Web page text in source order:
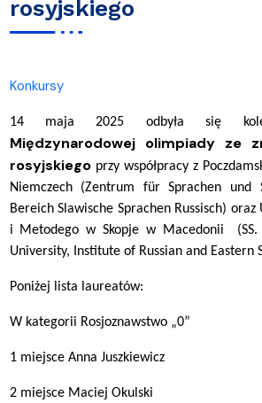
rosyjskiego
Konkursy
14 maja 2025 odbyła się
Międzynarodowej olimpiady ze
rosyjskiegoprzy współpracy z
Niemczech (Zentrum für Sprachen und
Bereich Slawische Sprachen Russisch)
i Metodego w Skopje w Macedonii
University, Institute of Russian and Eastern
Poniżej lista laureatów:
W kategorii Rosjoznawstwo „0”
1 miejsce Anna Juszkiewicz
2 miejsce Maciej Okulski